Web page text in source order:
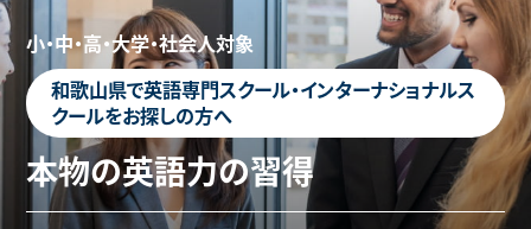
小・中・高・大学・社会人対象
和歌山県で英語専門スクール・インターナショナルス
クールをお探しの方へ
本物の英語力の習得